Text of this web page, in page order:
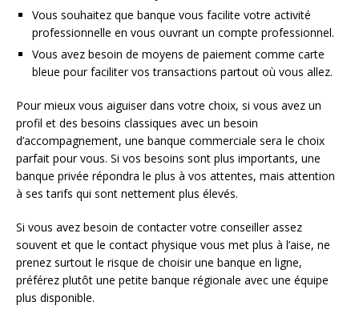
Vous souhaitez que banque vous facilite votre activité
professionnelle en vous ouvrant un compte professionnel.
Vous avez besoin de moyens de paiement comme carte
bleue pour faciliter vos transactions partout où vous allez.
Pour mieux vous aiguiser dans votre choix, si vous avez un
profil et des besoins classiques avec un besoin
d’accompagnement, une banque commerciale sera le choix
parfait pour vous. Si vos besoins sont plus importants, une
banque privée répondra le plus à vos attentes, mais attention
à ses tarifs qui sont nettement plus élevés.
Si vous avez besoin de contacter votre conseiller assez
souvent et que le contact physique vous met plus à l’aise, ne
prenez surtout le risque de choisir une banque en ligne,
préférez plutôt une petite banque régionale avec une équipe
plus disponible.